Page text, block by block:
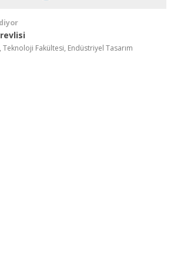
Fakültesi, Endüstriyel Tasarım